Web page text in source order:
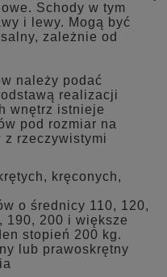
Schody w tym
i lewy. Mogą być
zależnie od
należy podać
realizacji
wnętrz istnieje
pod rozmiar na
z rzeczywistymi
kręconych,
o średnicy 110, 120,
190, 200 i większe
stopień 200 kg.
lub prawoskrętny